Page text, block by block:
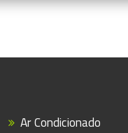
Ar Condicionado